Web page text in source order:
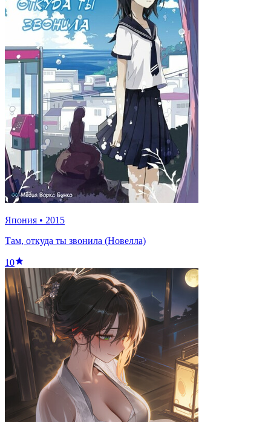
Япония • 2015
Там, откуда ты звонила (Новелла)
10